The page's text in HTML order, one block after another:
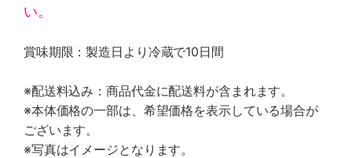
い。
賞味期限：製造日より冷蔵で10日間
※配送料込み：商品代金に配送料が含まれます。
※本体価格の一部は、希望価格を表示している場合が
ございます。
※写真はイメージとなります。